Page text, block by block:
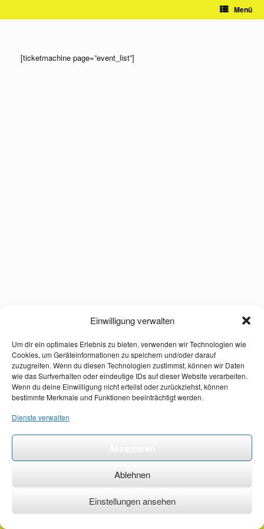
Einwilligung verwalten
Um dir ein optimales Erlebnis zu bieten, verwenden wir Technologien wie
Cookies, um Geräteinformationen zu speichern und/oder darauf
zuzugreifen. Wenn du diesen Technologien zustimmst, können wir Daten
wie das Surfverhalten oder eindeutige IDs auf dieser Website verarbeiten.
Wenn du deine Einwilligung nicht erteilst oder zurückziehst, können
bestimmte Merkmale und Funktionen beeinträchtigt werden.
Dienste verwalten
Ablehnen
Einstellungen ansehen
Menü
[ticketmachine page=”event_list”]
©2026 ·erstehilfekurs-mauch.de ·AGB ·Datenschutzerklärung ·Impressum ·